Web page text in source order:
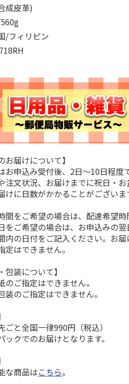
MLB ドジャース 大
4月投手…
33,000円
イ…
9,900円
成皮革)
/フィリピン
お届けについて】
申込み受付後、2日～10日程度
注文状況、お届けまでに祝日・
けに日数がかかることがござい
をご希望の場合は、配達希望時
ご希望の場合は、お申込みの
内の日付をご記入ください。お
定はできません。
包装について】
ご指定はできません。
のご指定はできません。
ごと全国一律990円（税込）
クでのお届けとなります。
な商品はこちら。